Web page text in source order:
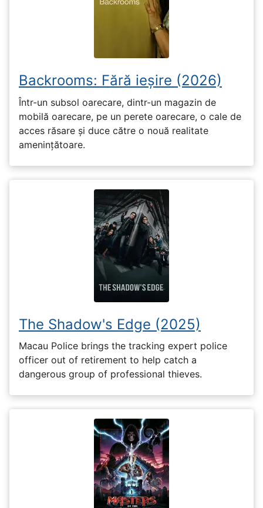
Backrooms: Fără ieșire (2026)
Într-un subsol oarecare, dintr-un magazin de
mobilă oarecare, pe un perete oarecare, o cale de
acces răsare și duce către o nouă realitate
amenințătoare.
The Shadow's Edge (2025)
Macau Police brings the tracking expert police
officer out of retirement to help catch a
dangerous group of professional thieves.